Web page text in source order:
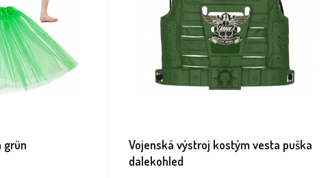
grün
Vojenská výstroj kostým vesta puška
dalekohled